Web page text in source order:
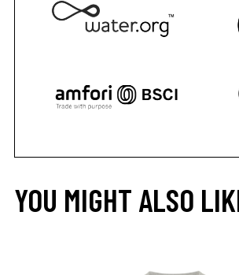
YOU MIGHT ALSO